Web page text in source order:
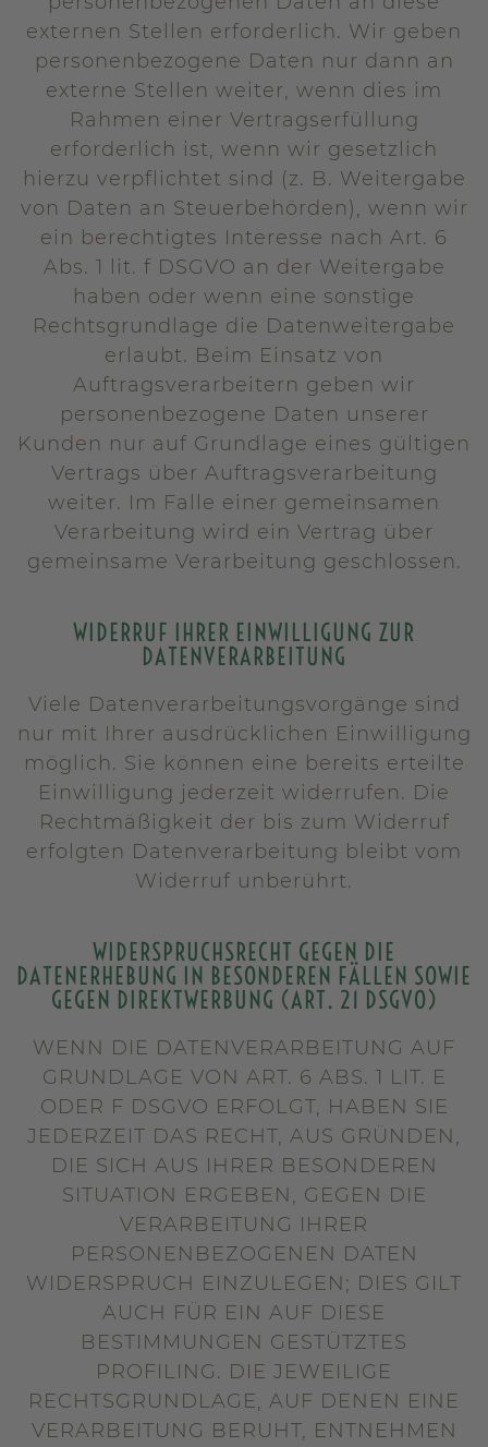
externen Stellen erforderlich. Wir geben
personenbezogene Daten nur dann an
externe Stellen weiter, wenn dies im
Rahmen einer Vertragserfüllung
erforderlich ist, wenn wir gesetzlich
hierzu verpflichtet sind (z. B. Weitergabe
von Daten an Steuerbehörden), wenn wir
ein berechtigtes Interesse nach Art. 6
Abs. 1 lit. f DSGVO an der Weitergabe
haben oder wenn eine sonstige
Rechtsgrundlage die Datenweitergabe
erlaubt. Beim Einsatz von
Auftragsverarbeitern geben wir
personenbezogene Daten unserer
Kunden nur auf Grundlage eines gültigen
Vertrags über Auftragsverarbeitung
weiter. Im Falle einer gemeinsamen
Verarbeitung wird ein Vertrag über
gemeinsame Verarbeitung geschlossen.
WIDERRUF IHRER EINWILLIGUNG ZUR
DATENVERARBEITUNG
Viele Datenverarbeitungsvorgänge sind
nur mit Ihrer ausdrücklichen Einwilligung
möglich. Sie können eine bereits erteilte
Einwilligung jederzeit widerrufen. Die
Rechtmäßigkeit der bis zum Widerruf
erfolgten Datenverarbeitung bleibt vom
Widerruf unberührt.
WIDERSPRUCHSRECHT GEGEN DIE
DATENERHEBUNG IN BESONDEREN FÄLLEN SOWIE
GEGEN DIREKTWERBUNG (ART. 21 DSGVO)
WENN DIE DATENVERARBEITUNG AUF
GRUNDLAGE VON ART. 6 ABS. 1 LIT. E
ODER F DSGVO ERFOLGT, HABEN SIE
JEDERZEIT DAS RECHT, AUS GRÜNDEN,
DIE SICH AUS IHRER BESONDEREN
SITUATION ERGEBEN, GEGEN DIE
VERARBEITUNG IHRER
PERSONENBEZOGENEN DATEN
WIDERSPRUCH EINZULEGEN; DIES GILT
AUCH FÜR EIN AUF DIESE
BESTIMMUNGEN GESTÜTZTES
PROFILING. DIE JEWEILIGE
RECHTSGRUNDLAGE, AUF DENEN EINE
VERARBEITUNG BERUHT, ENTNEHMEN